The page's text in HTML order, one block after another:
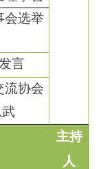
会选举
发言
流协会
主持
人